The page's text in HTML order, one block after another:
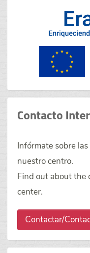
Contacto
Infórmate sobre
nuestro centro.
Find out about
center.
Contactar/